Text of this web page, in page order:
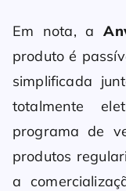
Em nota, a
produto é
simplificada
totalmente
programa de
produtos
a